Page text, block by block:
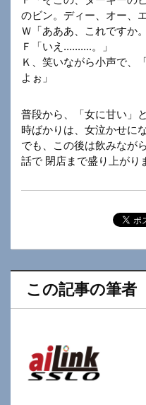
のビン。ディー、オー、
Ｗ「あああ、これですか
Ｆ「いえ..........。」
Ｋ、笑いながら小声で、
よぉ」
普段から、「女に甘い」
時ばかりは、女泣かせに
でも、この後は飲みなが
話で 閉店まで盛り上がり
この記事の筆者